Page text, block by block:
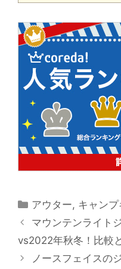
カ
テ
リ
ー
アウター, キャンプ
投
稿
マウンテンライト
vs2022年秋冬！比較
ノースフェイスの